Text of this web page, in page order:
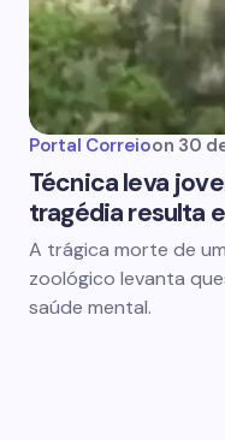
Portal Correioon 30
Técnica leva
tragédia resulta
A trágica morte de
zoológico levanta
saúde mental.